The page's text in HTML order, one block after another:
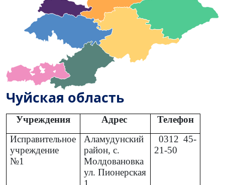
Чуйская область
Учреждения Адрес
Телефон
Исправительное
учреждение
№1
Аламудунский
район, с.
Молдовановка
ул. Пионерская
0312 45-
21-50